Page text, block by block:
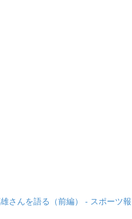
さんを語る（前編） - スポーツ報